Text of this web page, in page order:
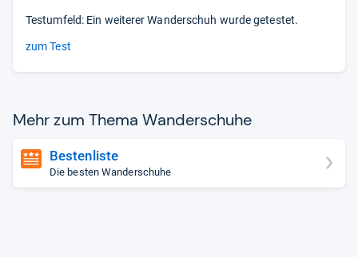
Testumfeld: Ein weiterer Wanderschuh wurde getestet.
zum Test
Mehr zum Thema Wan­der­schuhe
Bestenliste
Die besten Wanderschuhe